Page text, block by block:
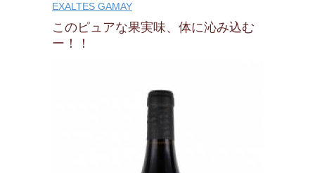
EXALTES GAMAY
このピュアな果実味、体に沁み込む
ー！！